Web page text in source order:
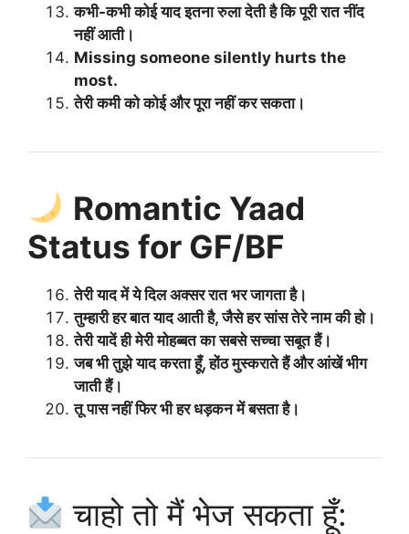
कभी-कभी कोई याद इतना रुला देती है कि पूरी रात नींद
नहीं आती।
Missing someone silently hurts the
most.
तेरी कमी को कोई और पूरा नहीं कर सकता।
Romantic Yaad
Status for GF/BF
तेरी याद में ये दिल अक्सर रात भर जागता है।
तुम्हारी हर बात याद आती है, जैसे हर सांस तेरे नाम की हो।
तेरी यादें ही मेरी मोहब्बत का सबसे सच्चा सबूत हैं।
जब भी तुझे याद करता हूँ, होंठ मुस्कराते हैं और आंखें भीग
जाती हैं।
तू पास नहीं फिर भी हर धड़कन में बसता है।
चाहो तो मैं भेज सकता हूँ: